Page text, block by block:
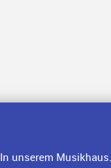
In unserem Musikhaus...